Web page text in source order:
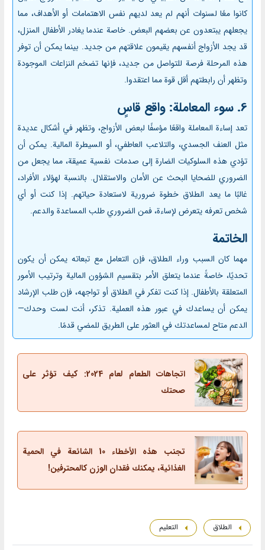
كانوا معًا لسنوات أنهم لم يعد لديهم نفس الاهتمامات أو الأهداف، مما
يجعلهم يبتعدون عن بعضهم البعض. خاصة عندما يغادر الأطفال المنزل،
قد يجد الأزواج أنفسهم يقيمون علاقتهم من جديد. بينما يمكن أن توفر
هذه المرحلة فرصة للتواصل من جديد، فإنها تضخم النزاعات الموجودة
وتظهر أن رابطتهم أقل قوة مما اعتقدوا.
6. سوء المعاملة: واقع قاسٍ
تعد إساءة المعاملة واقعًا مؤسفًا لبعض الأزواج، وتظهر في أشكال عديدة
مثل العنف الجسدي، والتلاعب العاطفي، أو السيطرة المالية. يمكن أن
تؤدي هذه السلوكيات الضارة إلى صدمات نفسية عميقة، مما يجعل من
الضروري للضحايا البحث عن الأمان والاستقلال. بالنسبة لهؤلاء الأفراد،
غالبًا ما يعد الطلاق خطوة ضرورية لاستعادة حياتهم. إذا كنت أو أي
شخص تعرفه يتعرض لإساءة، فمن الضروري طلب المساعدة والدعم.
الخاتمة
مهما كان السبب وراء الطلاق، فإن التعامل مع تبعاته يمكن أن يكون
تحديًا، خاصةً عندما يتعلق الأمر بتقسيم الشؤون المالية وترتيب الأمور
المتعلقة بالأطفال. إذا كنت تفكر في الطلاق أو تواجهه، فإن طلب الإرشاد
يمكن أن يساعدك في عبور هذه العملية. تذكر، أنت لست وحدك—
الدعم متاح لمساعدتك في العثور على الطريق للمضي قدمًا.
اتجاهات الطعام لعام 2024: كيف تؤثر على
صحتك
تجنب هذه الأخطاء 10 الشائعة في الحمية
الغذائية، يمكنك فقدان الوزن كالمحترفين!
الطلاق التعليم